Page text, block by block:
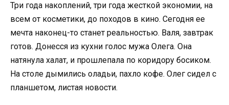
Три года накоплений, три года жесткой экономии, на
всем от косметики, до походов в кино. Сегодня ее
мечта наконец-то станет реальностью. Валя, завтрак
готов. Донесся из кухни голос мужа Олега. Она
натянула халат, и прошлепала по коридору босиком.
На столе дымились оладьи, пахло кофе. Олег сидел с
планшетом, листая новости.